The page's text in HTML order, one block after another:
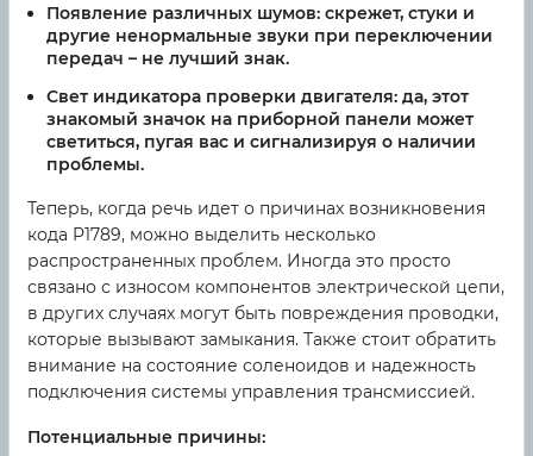
Появление различных шумов: скрежет, стуки и
другие ненормальные звуки при переключении
передач – не лучший знак.
Свет индикатора проверки двигателя: да, этот
знакомый значок на приборной панели может
светиться, пугая вас и сигнализируя о наличии
проблемы.
Теперь, когда речь идет о причинах возникновения
кода P1789, можно выделить несколько
распространенных проблем. Иногда это просто
связано с износом компонентов электрической цепи,
в других случаях могут быть повреждения проводки,
которые вызывают замыкания. Также стоит обратить
внимание на состояние соленоидов и надежность
подключения системы управления трансмиссией.
Потенциальные причины: